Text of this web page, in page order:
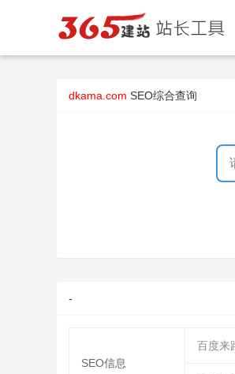
dkama.com SEO综合查询
-
SEO信息
百度来